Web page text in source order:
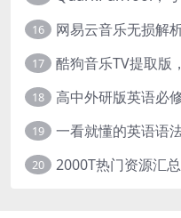
16 网易云音乐无损解
17 酷狗音乐TV提取版
18 高中外研版英语必
19 一看就懂的英语语
20 2000T热门资源汇